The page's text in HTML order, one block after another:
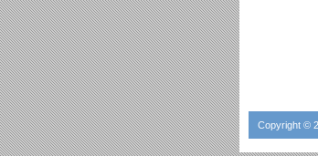
Copyright ©